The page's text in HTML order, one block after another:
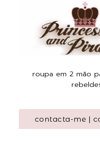
roupa em 2 mão
contacta-me |